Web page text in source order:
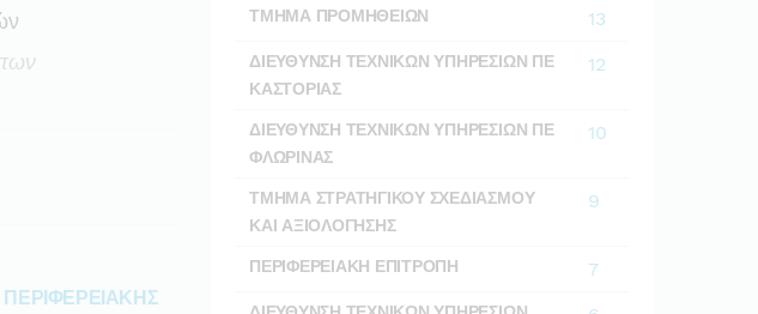
ΤΜΗΜΑ ΠΡΟΜΗΘΕΙΩΝ 13
ΔΙΕΥΘΥΝΣΗ ΤΕΧΝΙΚΩΝ ΥΠΗΡΕΣΙΩΝ ΠΕ
ΚΑΣΤΟΡΙΑΣ
12
ΔΙΕΥΘΥΝΣΗ ΤΕΧΝΙΚΩΝ ΥΠΗΡΕΣΙΩΝ ΠΕ
ΦΛΩΡΙΝΑΣ
10
ΤΜΗΜΑ ΣΤΡΑΤΗΓΙΚΟΥ ΣΧΕΔΙΑΣΜΟΥ
ΚΑΙ ΑΞΙΟΛΟΓΗΣΗΣ
9
ΠΕΡΙΦΕΡΕΙΑΚΗ ΕΠΙΤΡΟΠΗ 7